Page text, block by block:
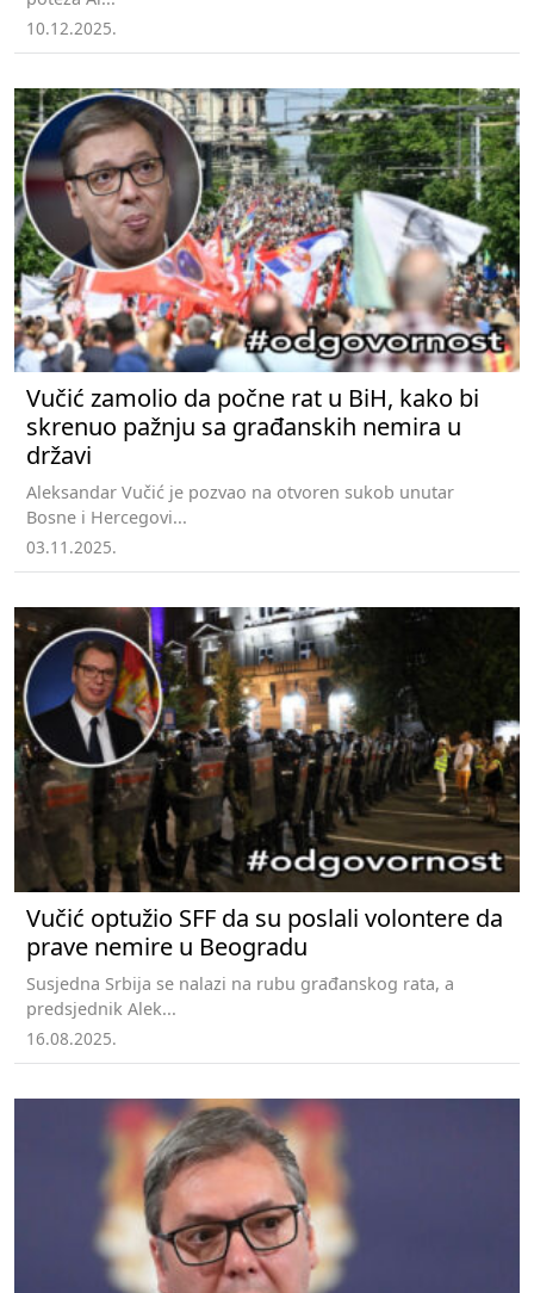
10.12.2025.
Vučić zamolio da počne rat u BiH, kako bi
skrenuo pažnju sa građanskih nemira u
državi
Aleksandar Vučić je pozvao na otvoren sukob unutar
Bosne i Hercegovi...
03.11.2025.
Vučić optužio SFF da su poslali volontere da
prave nemire u Beogradu
Susjedna Srbija se nalazi na rubu građanskog rata, a
predsjednik Alek...
16.08.2025.